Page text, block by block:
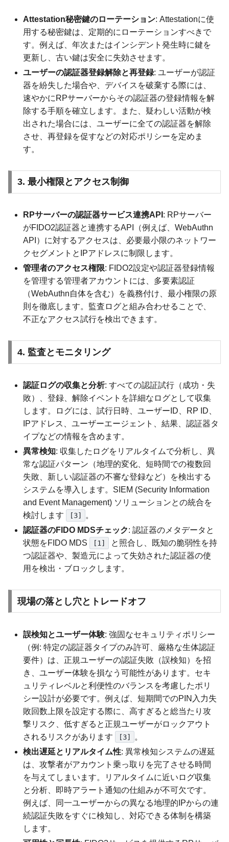
Attestation秘密鍵のローテーション: Attestationに使
用する秘密鍵は、定期的にローテーションすべきで
す。例えば、年次またはインシデント発生時に鍵を
更新し、古い鍵は安全に失効させます。
ユーザーの認証器登録解除と再登録: ユーザーが認証
器を紛失した場合や、デバイスを破棄する際には、
速やかにRPサーバーからその認証器の登録情報を解
除する手順を確立します。また、疑わしい活動が検
出された場合には、ユーザーに全ての認証器を解除
させ、再登録を促すなどの対応ポリシーを定めま
す。
3. 最小権限とアクセス制御
RPサーバーの認証器サービス連携API : RPサーバー
がFIDO2認証器と連携するAPI（例えば、WebAuthn
API）に対するアクセスは、必要最小限のネットワー
クセグメントとIPアドレスに制限します。
管理者のアクセス権限: FIDO2設定や認証器登録情報
を管理する管理者アカウントには、多要素認証
（WebAuthn自体を含む）を義務付け、最小権限の原
則を徹底します。監査ログと組み合わせることで、
不正なアクセス試行を検出できます。
4. 監査とモニタリング
認証ログの収集と分析: すべての認証試行（成功・失
敗）、登録、解除イベントを詳細なログとして収集
します。ログには、試行日時、ユーザーID、RP ID、
IPアドレス、ユーザーエージェント、結果、認証器タ
イプなどの情報を含めます。
異常検知: 収集したログをリアルタイムで分析し、異
常な認証パターン（地理的変化、短時間での複数回
失敗、新しい認証器の不審な登録など）を検出する
システムを導入します。SIEM (Security Information
and Event Management) ソリューションとの統合を
検討します
[3]
。
認証器のFIDO MDSチェック: 認証器のメタデータと
状態をFIDO MDS
[1]
と照合し、既知の脆弱性を持
つ認証器や、製造元によって失効された認証器の使
用を検出・ブロックします。
現場の落とし穴とトレードオフ
誤検知とユーザー体験: 強固なセキュリティポリシー
（例: 特定の認証器タイプのみ許可、厳格な生体認証
要件）は、正規ユーザーの認証失敗（誤検知）を招
き、ユーザー体験を損なう可能性があります。セキ
ュリティレベルと利便性のバランスを考慮したポリ
シー設計が必要です。例えば、短期間でのPIN入力失
敗回数上限を設定する際に、高すぎると総当たり攻
撃リスク、低すぎると正規ユーザーがロックアウト
されるリスクがあります
[3]
。
検出遅延とリアルタイム性: 異常検知システムの遅延
は、攻撃者がアカウント乗っ取りを完了させる時間
を与えてしまいます。リアルタイムに近いログ収集
と分析、即時アラート通知の仕組みが不可欠です。
例えば、同一ユーザーからの異なる地理的IPからの連
続認証失敗をすぐに検知し、対応できる体制を構築
します。